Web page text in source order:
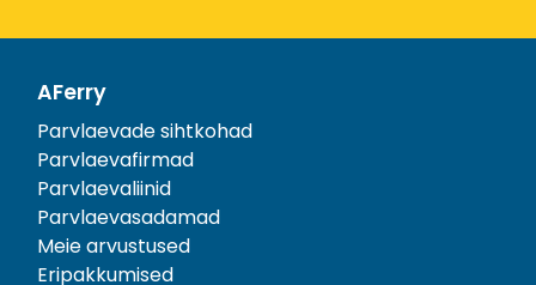
AFerry
Parvlaevade sihtkohad
Parvlaevafirmad
Parvlaevaliinid
Parvlaevasadamad
Meie arvustused
Eripakkumised